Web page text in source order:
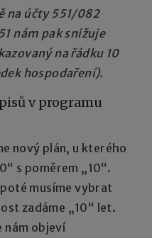
na účty 551/082
nám pak snižuje
na řádku 10
hospodaření).
v programu
nový plán, u kterého
s poměrem „10“.
musíme vybrat
zadáme „10“ let.
nám objeví